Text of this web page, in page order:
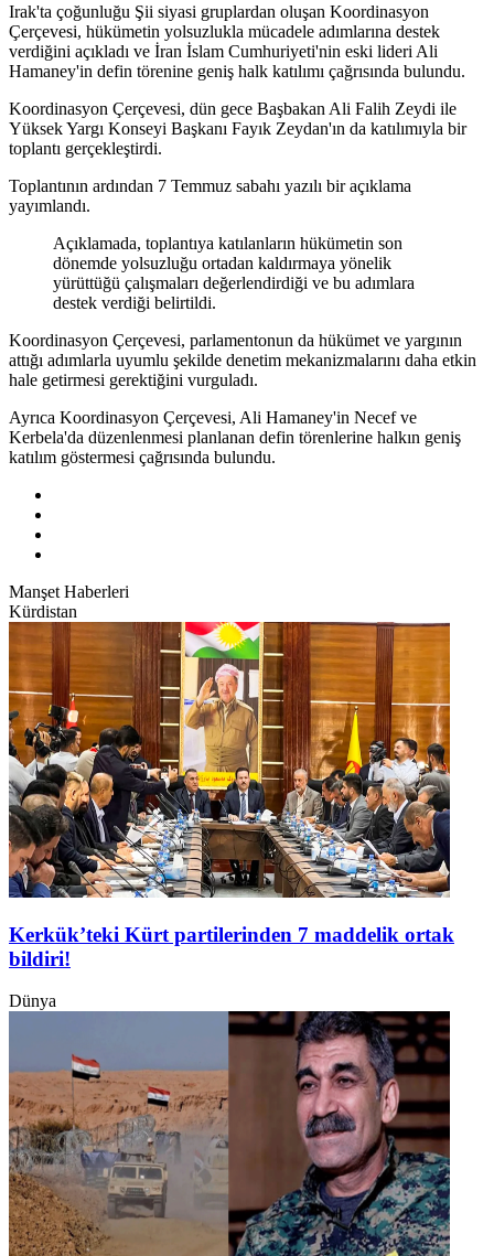
Irak'ta çoğunluğu Şii siyasi gruplardan oluşan Koordinasyon
Çerçevesi, hükümetin yolsuzlukla mücadele adımlarına destek
verdiğini açıkladı ve İran İslam Cumhuriyeti'nin eski lideri Ali
Hamaney'in defin törenine geniş halk katılımı çağrısında bulundu.
Koordinasyon Çerçevesi, dün gece Başbakan Ali Falih Zeydi ile
Yüksek Yargı Konseyi Başkanı Fayık Zeydan'ın da katılımıyla bir
toplantı gerçekleştirdi.
Toplantının ardından 7 Temmuz sabahı yazılı bir açıklama
yayımlandı.
Açıklamada, toplantıya katılanların hükümetin son
dönemde yolsuzluğu ortadan kaldırmaya yönelik
yürüttüğü çalışmaları değerlendirdiği ve bu adımlara
destek verdiği belirtildi.
Koordinasyon Çerçevesi, parlamentonun da hükümet ve yargının
attığı adımlarla uyumlu şekilde denetim mekanizmalarını daha etkin
hale getirmesi gerektiğini vurguladı.
Ayrıca Koordinasyon Çerçevesi, Ali Hamaney'in Necef ve
Kerbela'da düzenlenmesi planlanan defin törenlerine halkın geniş
katılım göstermesi çağrısında bulundu.
Manşet Haberleri
Kürdistan
Kerkük’teki Kürt partilerinden 7 maddelik ortak
bildiri!
Dünya